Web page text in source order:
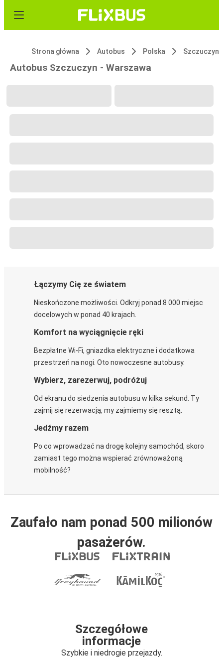
Strona główna Autobus Polska Szczuczyn
Autobus Szczuczyn - Warszawa
Łączymy Cię ze światem
Nieskończone możliwości. Odkryj ponad 8 000 miejsc
docelowych w ponad 40 krajach.
Komfort na wyciągnięcie ręki
Bezpłatne Wi-Fi, gniazdka elektryczne i dodatkowa
przestrzeń na nogi. Oto nowoczesne autobusy.
Wybierz, zarezerwuj, podróżuj
Od ekranu do siedzenia autobusu w kilka sekund. Ty
zajmij się rezerwacją, my zajmiemy się resztą.
Jedźmy razem
Po co wprowadzać na drogę kolejny samochód, skoro
zamiast tego można wspierać zrównoważoną
mobilność?
Zaufało nam ponad 500 milionów
pasażerów.
Szczegółowe
informacje
Szybkie i niedrogie przejazdy.